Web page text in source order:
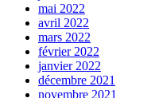
mai 2022
avril 2022
mars 2022
février 2022
janvier 2022
décembre 2021
novembre 2021